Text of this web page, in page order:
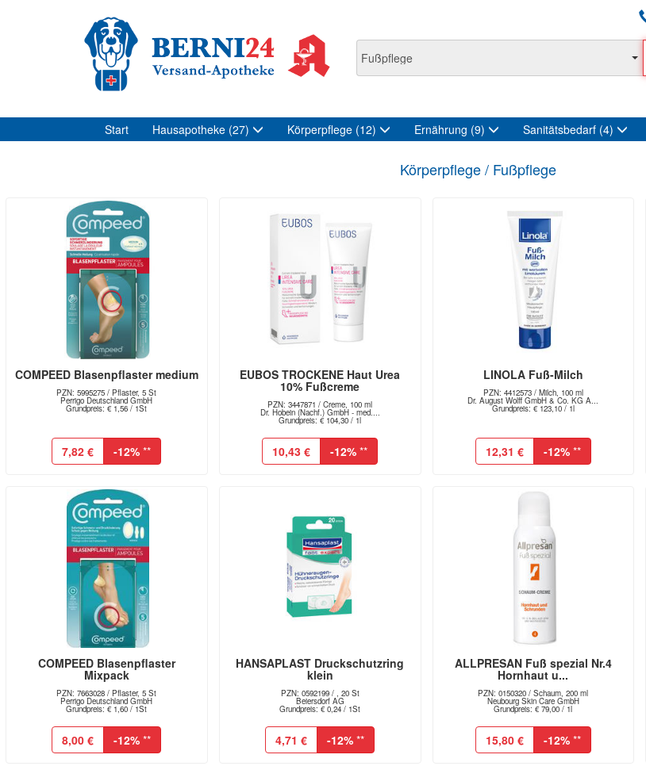
Start Hausapotheke (27) Körperpflege (12) Ernährung (9) Sanitätsbedarf (4)
Körperpflege / Fußpflege
COMPEED Blasenpflaster medium
PZN: 5995275 / Pflaster, 5 St
Perrigo Deutschland GmbH
Grundpreis: € 1,56 / 1St
7,82 € -12% **
EUBOS TROCKENE Haut Urea
10% Fußcreme
PZN: 3447871 / Creme, 100 ml
Dr. Hobein (Nachf.) GmbH - med....
Grundpreis: € 104,30 / 1l
10,43 € -12% **
LINOLA Fuß-Milch
PZN: 4412573 / Milch, 100 ml
Dr. August Wolff GmbH & Co. KG A...
Grundpreis: € 123,10 / 1l
12,31 € -12%**
COMPEED Blasenpflaster
Mixpack
PZN: 7663028 / Pflaster, 5 St
Perrigo Deutschland GmbH
Grundpreis: € 1,60 / 1St
8,00 € -12% **
HANSAPLAST Druckschutzring
klein
PZN: 0592199 / , 20 St
Beiersdorf AG
Grundpreis: € 0,24 / 1St
4,71 € -12% **
ALLPRESAN Fuß spezial Nr.4
Hornhaut u...
PZN: 0150320 / Schaum, 200 ml
Neubourg Skin Care GmbH
Grundpreis: € 79,00 / 1l
15,80 € -12%**